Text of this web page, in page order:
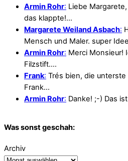
Armin Rohr: Liebe
das klappte!…
Margarete Weiland Asbach:
Mensch und Maler. super
Armin Rohr: Merci Monsieur!
Filzstift.…
Frank: Trés bien, die
Frank…
Armin Rohr: Danke! ;-) Das
Was sonst geschah:
Archiv